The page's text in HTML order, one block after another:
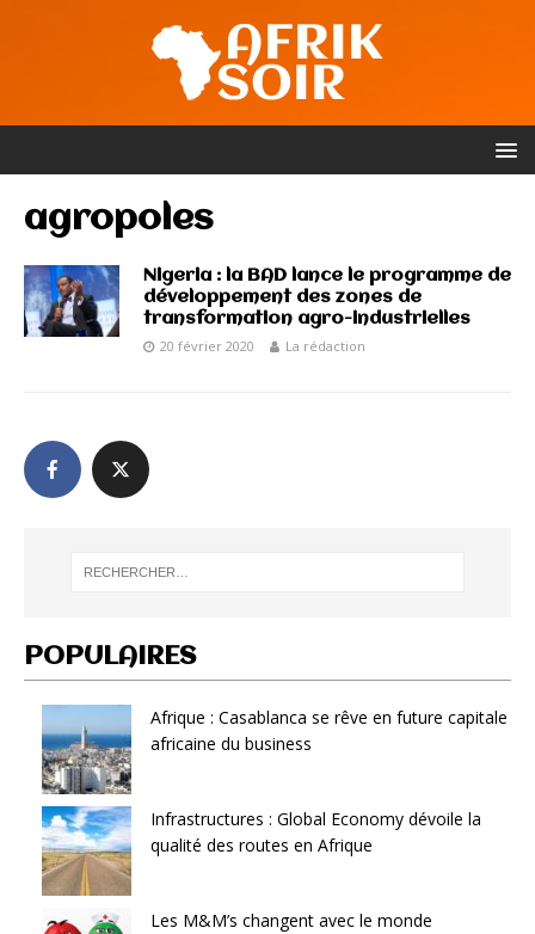
agropoles
Nigeria : la BAD lance le programme de
développement des zones de
transformation agro-industrielles
20 février 2020 La rédaction
POPULAIRES
Afrique : Casablanca se rêve en future capitale
africaine du business
Infrastructures : Global Economy dévoile la
qualité des routes en Afrique
Les M&M’s changent avec le monde